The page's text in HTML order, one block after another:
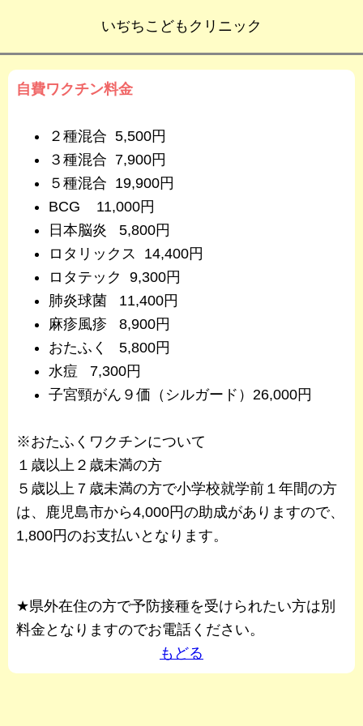
いぢちこどもクリニック
自費ワクチン料金
２種混合 5,500円
３種混合 7,900円
５種混合 19,900円
BCG 11,000円
日本脳炎 5,800円
ロタリックス 14,400円
ロタテック 9,300円
肺炎球菌 11,400円
麻疹風疹 8,900円
おたふく 5,800円
水痘 7,300円
子宮頸がん９価（シルガード）26,000円
※おたふくワクチンについて
１歳以上２歳未満の方
５歳以上７歳未満の方で小学校就学前１年間の方
は、鹿児島市から4,000円の助成がありますので、
1,800円のお支払いとなります。
★県外在住の方で予防接種を受けられたい方は別
料金となりますのでお電話ください。
もどる